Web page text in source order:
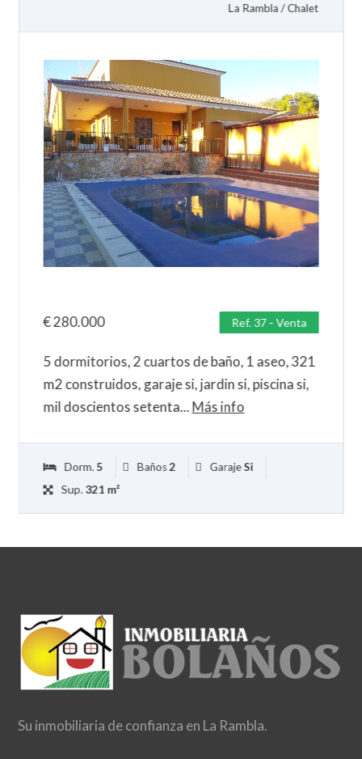
La Rambla /Chalet
€280.000 Ref. 37 - Venta
5 dormitorios, 2 cuartos de baño, 1 aseo, 321
m2 construidos, garaje si, jardin si, piscina si,
mil doscientos setenta...Más info
Dorm. 5 Baños2 Garaje Si
Sup. 321 m²
Su inmobiliaria de confianza en La Rambla.